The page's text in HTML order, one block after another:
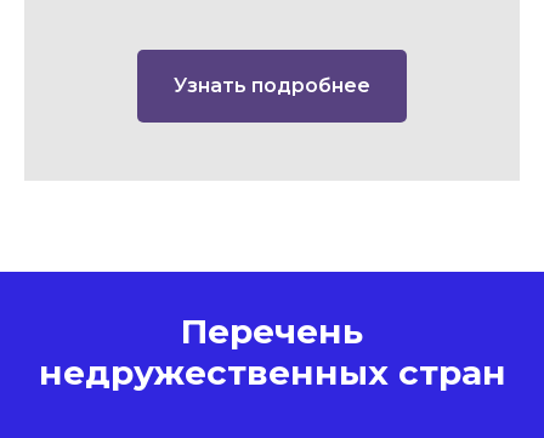
Узнать подробнее
Перечень
недружественных стран